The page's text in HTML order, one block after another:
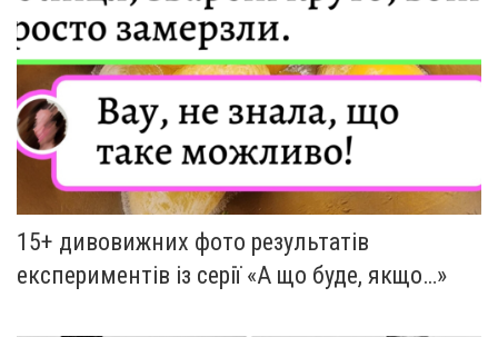
15+ дивовижних фото результатів
експериментів із серії «А що буде, якщо…»